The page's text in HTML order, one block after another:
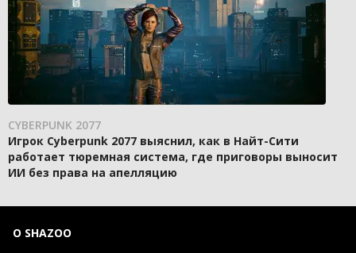
CYBERPUNK 2077
Игрок Cyberpunk 2077 выяснил, как в Найт-Сити
работает тюремная система, где приговоры выносит
ИИ без права на апелляцию
О SHAZOO